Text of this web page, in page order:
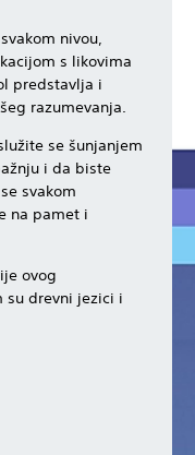
nivou,
s likovima
predstavlja i
razumevanja.
se šunjanjem
i da biste
svakom
na pamet i
ovog
su drevni jezici i